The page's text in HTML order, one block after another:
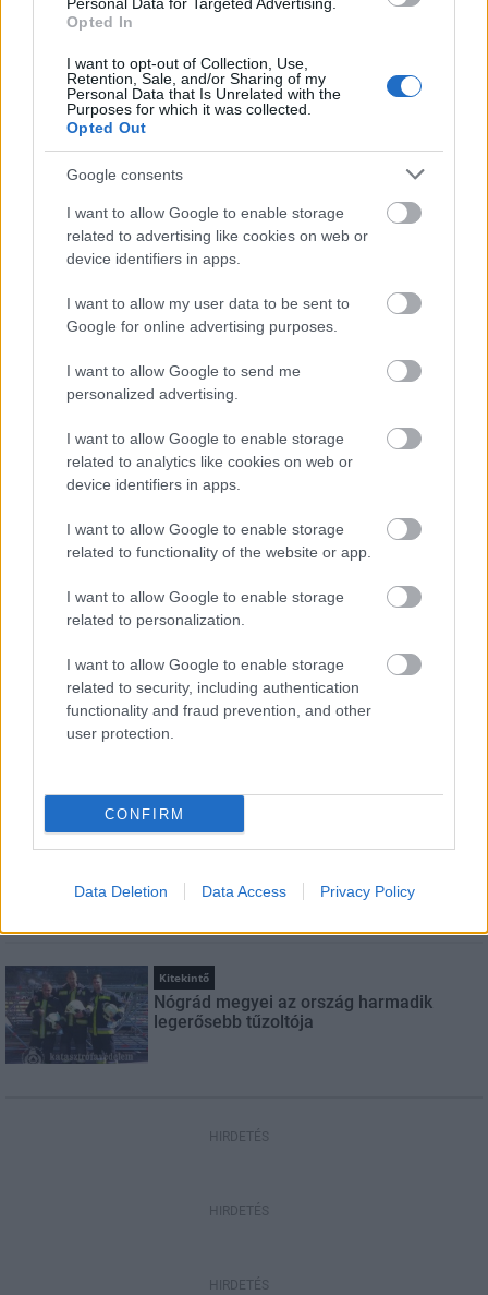
Opted In
I want to opt-out of Collection, Use,
Retention, Sale, and/or Sharing of my
Personal Data that Is Unrelated with the
Purposes for which it was collected.
Opted Out
Google consents
I want to allow Google to enable storage
related to advertising like cookies on web or
device identifiers in apps.
I want to allow my user data to be sent to
Google for online advertising purposes.
I want to allow Google to send me
personalized advertising.
I want to allow Google to enable storage
related to analytics like cookies on web or
device identifiers in apps.
I want to allow Google to enable storage
related to functionality of the website or app.
I want to allow Google to enable storage
related to personalization.
I want to allow Google to enable storage
related to security, including authentication
functionality and fraud prevention, and other
user protection.
CONFIRM
Data Deletion Data Access Privacy Policy
HÍRLEVÉL
E-mail cím
szabályzatot!
LEGFRISSEBB
Országos hírek
Amire többmillióan vártunk: szombattól
Fesztiválon
Kitekintő
Nógrád megyei az ország harmadik
legerősebb tűzoltója
HIRDETÉS
HIRDETÉS
HIRDETÉS